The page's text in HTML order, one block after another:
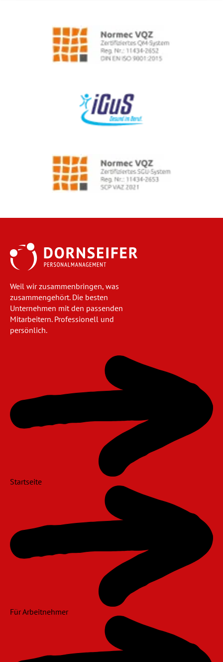
Weil wir zusammenbringen, was
zusammengehört. Die besten
Unternehmen mit den passenden
Mitarbeitern. Professionell und
persönlich.
Startseite
Für Arbeitnehmer